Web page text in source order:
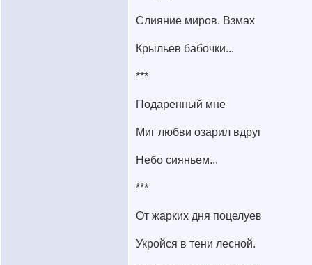
Слияние миров. Взмах
Крыльев бабочки...
***
Подаренный мне
Миг любви озарил вдруг
Небо сияньем...
***
От жарких дня поцелуев
Укройся в тени лесной.